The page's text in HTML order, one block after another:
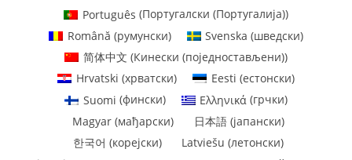
Português (Португалски (Португалија))
Română (румунски) Svenska (шведски)
简体中文 (Кинески (поједностављени))
Hrvatski (хрватски) Eesti (естонски)
Suomi (фински) Ελληνικά (грчки)
Magyar (мађарски) 日本語(јапански)
한국어 (корејски) Latviešu (летонски)